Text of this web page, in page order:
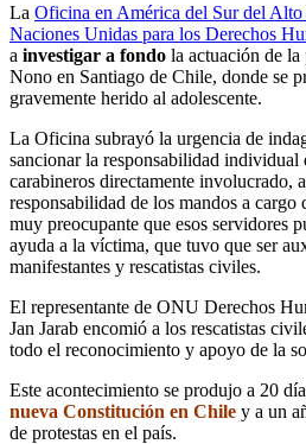
La Oficina en América del Sur del
Naciones Unidas para los Derechos
a investigar a fondo la actuación de
Nono en Santiago de Chile, donde se
gravemente herido al adolescente.
La Oficina subrayó la urgencia de
sancionar la responsabilidad
carabineros directamente involucrado,
responsabilidad de los mandos a cargo
muy preocupante que esos servidores
ayuda a la víctima, que tuvo que ser
manifestantes y rescatistas civiles.
El representante de ONU Derechos
Jan Jarab encomió a los rescatistas
todo el reconocimiento y apoyo de la
Este acontecimiento se produjo a 20
nueva Constitución en Chile y a un
de protestas en el país.